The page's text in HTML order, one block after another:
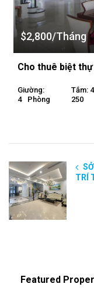
$2,800/Tháng
Cho thuê biệt
Giường:
4
Phòng
Tắm: 4
250
TRÍ
Featured